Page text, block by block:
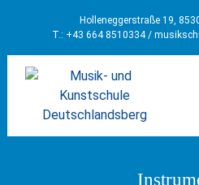
Holleneggerstraße 19,
T.: +43 664 8510334 /